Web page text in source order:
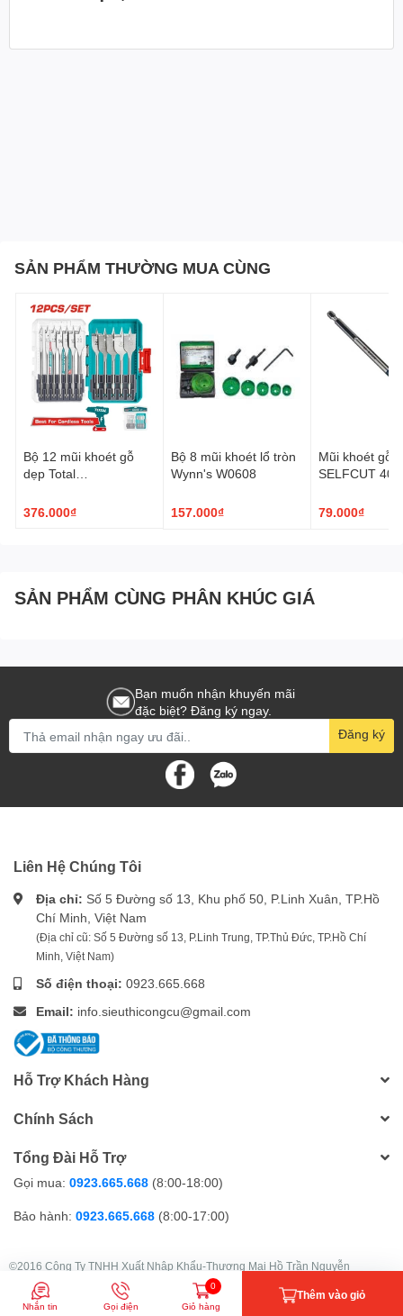
SẢN PHẨM THƯỜNG MUA CÙNG
Bộ 12 mũi khoét gỗ
dẹp Total
376.000₫
Bộ 8 mũi khoét lổ tròn
Wynn's W0608
157.000₫
Mũi khoét gỗ
SELFCUT
79.000₫
SẢN PHẨM CÙNG PHÂN KHÚC GIÁ
Bạn muốn nhận khuyến mãi
đặc biệt? Đăng ký ngay.
Đăng ký
Liên Hệ Chúng Tôi
Địa chỉ: Số 5 Đường số 13, Khu phố 50, P.Linh Xuân, TP.Hồ
Chí Minh, Việt Nam
(Địa chỉ cũ: Số 5 Đường số 13, P.Linh Trung, TP.Thủ Đức, TP.Hồ Chí
Minh, Việt Nam)
Số điện thoại: 0923.665.668
Email: info.sieuthicongcu@gmail.com
Hỗ Trợ Khách Hàng
Chính Sách
Tổng Đài Hỗ Trợ
Gọi mua: 0923.665.668 (8:00-18:00)
Bảo hành: 0923.665.668 (8:00-17:00)
©2016 Công Ty TNHH Xuất Nhập Khẩu-Thương Mại Hồ Trần Nguyễn
GPDKKD: 0303049251 do sở KH&ĐT TP.HCM cấp ngày 22/08/2003
Nhắn tin Gọi điện
0
Giỏ hàng
Thêm vào giỏ